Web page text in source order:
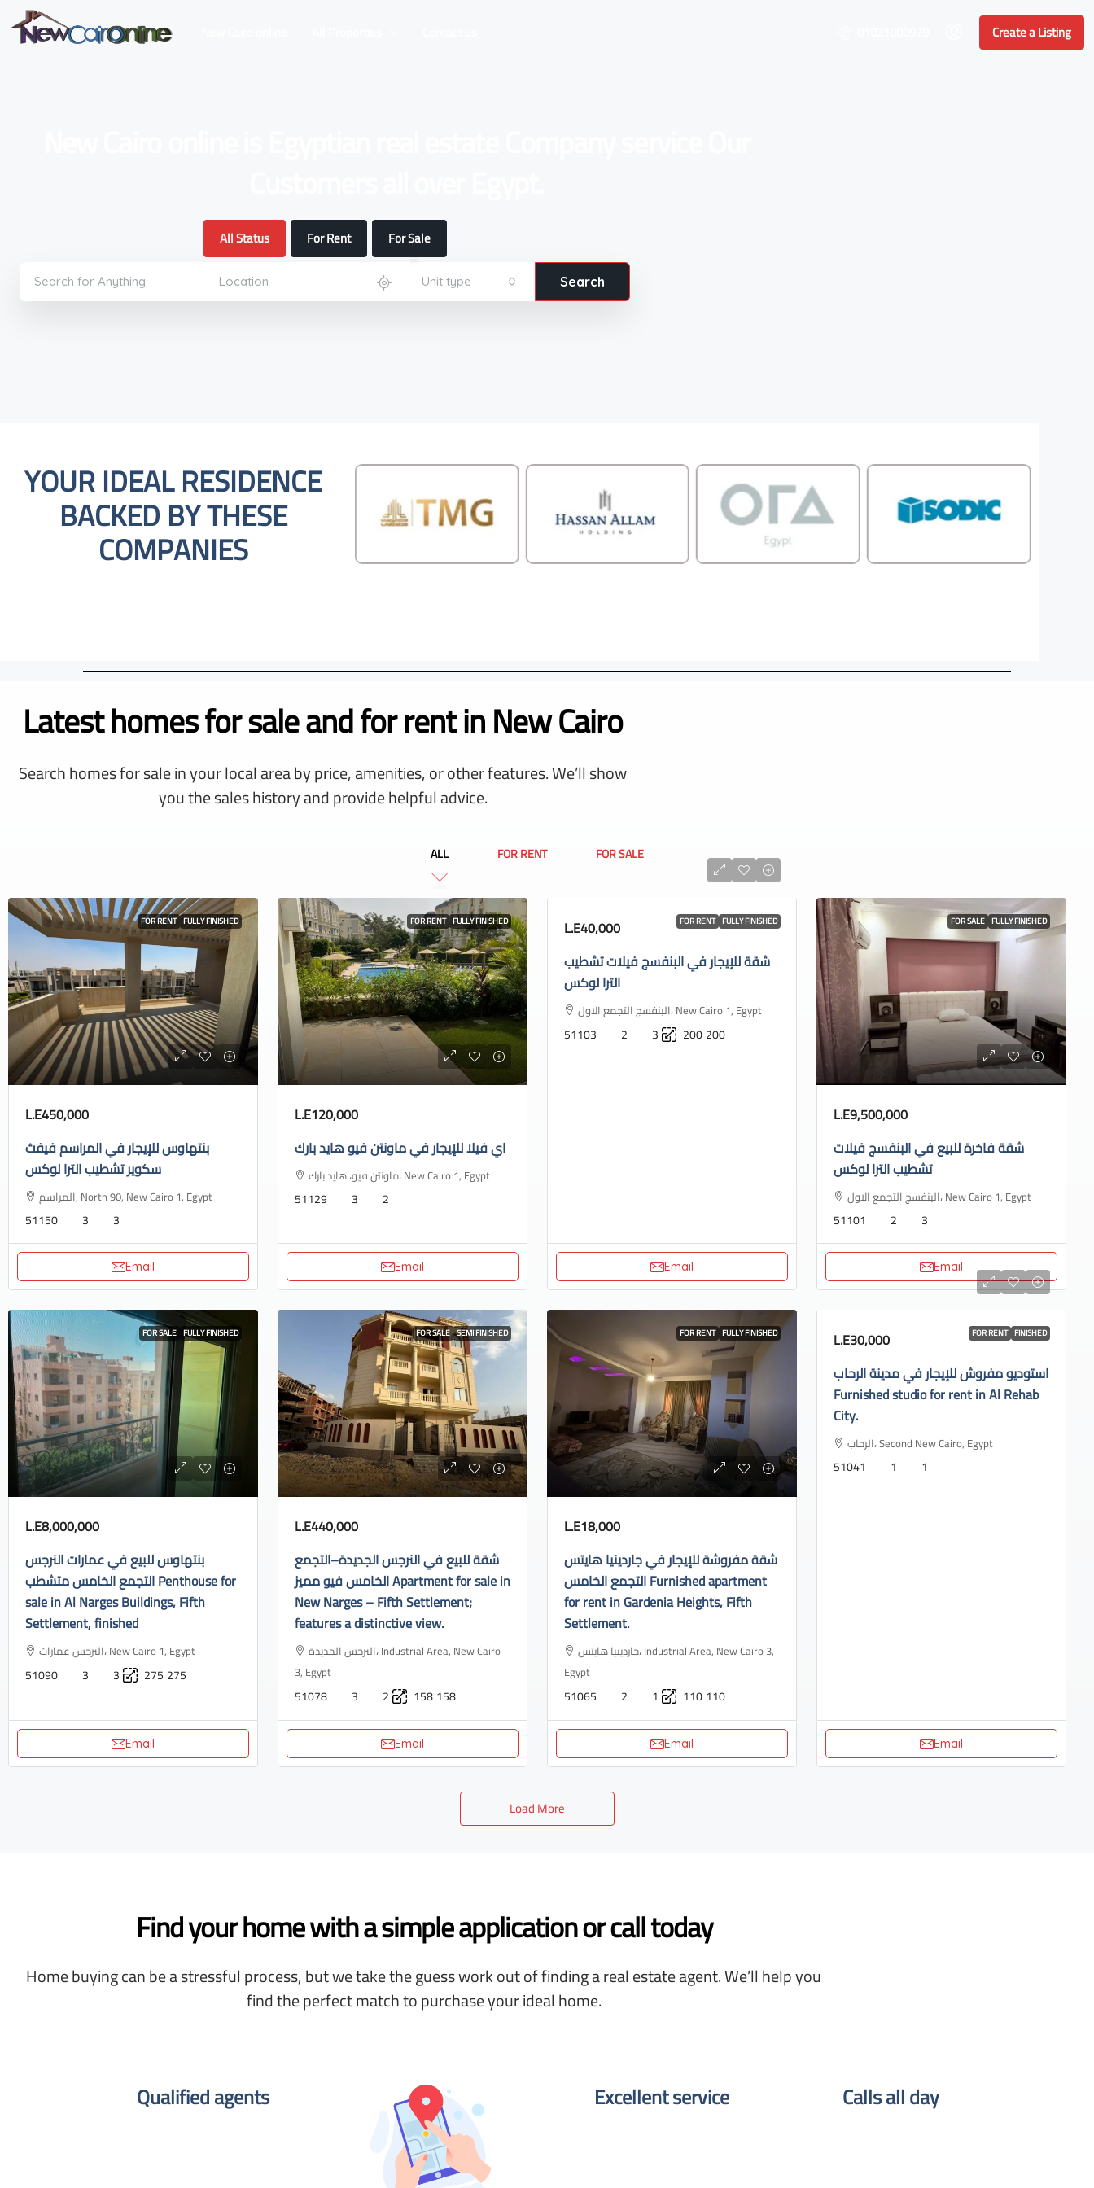
Create a Listing
All Status For Rent For Sale
Unit type Search
YOUR IDEAL RESIDENCE
BACKED BY THESE
COMPANIES
Latest homes for sale and for rent in New Cairo
Search homes for sale in your local area by price, amenities, or other features. We’ll show
you the sales history and provide helpful advice.
ALL FOR RENT FOR SALE
FOR RENT FULLY FINISHED
L.E450,000
بنتهاوس للإيجار في المراسم فيفث
سكوير تشطيب الترا لوكس
المراسم, North 90, New Cairo 1, Egypt
51150 3 3
Email
FOR RENT FULLY FINISHED
L.E120,000
اي فيلا للإيجار في ماونتن فيو هايد بارك
ماونتن فيو، هايد بارك، New Cairo 1, Egypt
51129 3 2
Email
FOR RENT FULLY FINISHED
L.E40,000
شقة للإيجار في البنفسج فيلات تشطيب
الترا لوكس
البنفسج التجمع الاول، New Cairo 1, Egypt
51103 2 3 200200
Email
FOR SALE FULLY FINISHED
L.E9,500,000
شقة فاخرة للبيع في البنفسج فيلات
تشطيب الترا لوكس
البنفسج التجمع الاول، New Cairo 1, Egypt
51101 2 3
Email
FOR SALE FULLY FINISHED
L.E8,000,000
بنتهاوس للبيع في عمارات النرجس
التجمع الخامس متشطب Penthouse for
sale in Al Narges Buildings, Fifth
Settlement, finished
النرجس عمارات، New Cairo 1, Egypt
51090 3 3 275 275
Email
FOR SALE SEMI FINISHED
L.E440,000
شقة للبيع في النرجس الجديدة–التجمع
الخامس فيو مميز Apartment for sale in
New Narges – Fifth Settlement;
features a distinctive view.
النرجس الجديدة، Industrial Area, New Cairo
3, Egypt
51078 3 2 158158
Email
FOR RENT FULLY FINISHED
L.E18,000
شقة مفروشة للإيجار في جاردينيا هايتس
التجمع الخامس Furnished apartment
for rent in Gardenia Heights, Fifth
Settlement.
جاردينيا هايتس، Industrial Area, New Cairo 3,
Egypt
51065 2 1 110110
Email
FOR RENT FINISHED
L.E30,000
استوديو مفروش للإيجار في مدينة الرحاب
Furnished studio for rent in Al Rehab
City.
الرحاب، Second New Cairo, Egypt
51041 1 1
Email
Load More
Find your home with a simple application or call today
Home buying can be a stressful process, but we take the guess work out of finding a real estate agent. We’ll help you
find the perfect match to purchase your ideal home.
Qualified agents​ Excellent service Calls all day